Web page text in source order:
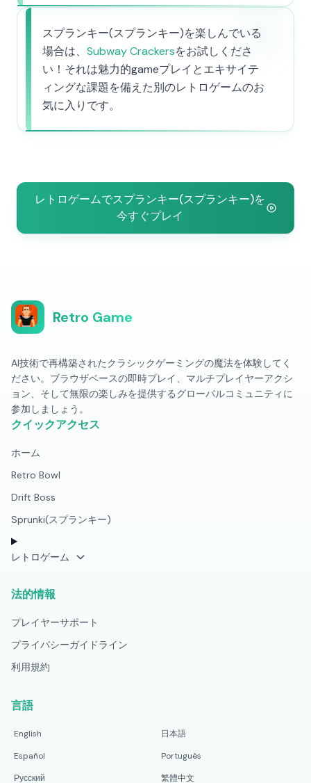
スプランキー(スプランキー)を楽しんでいる
場合は、 Subway Crackersをお試しくださ
い！それは魅力的gameプレイとエキサイテ
ィングな課題を備えた別のレトロゲームのお
気に入りです。
レトロゲームでスプランキー(スプランキー)を
今すぐプレイ
Retro Game
AI技術で再構築されたクラシックゲーミングの魔法を体験してく
ださい。ブラウザベースの即時プレイ、マルチプレイヤーアクシ
ョン、そして無限の楽しみを提供するグローバルコミュニティに
参加しましょう。
クイックアクセス
ホーム
Retro Bowl
Drift Boss
Sprunki(スプランキー)
レトロゲーム
法的情報
プレイヤーサポート
プライバシーガイドライン
利用規約
言語
English
日本語
Español
Português
Русский
繁體中文